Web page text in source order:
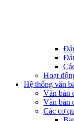
Hoạt
Hệ thống văn
Văn bản
Văn bản
Các cơ